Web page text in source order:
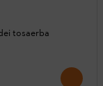
tosaerba